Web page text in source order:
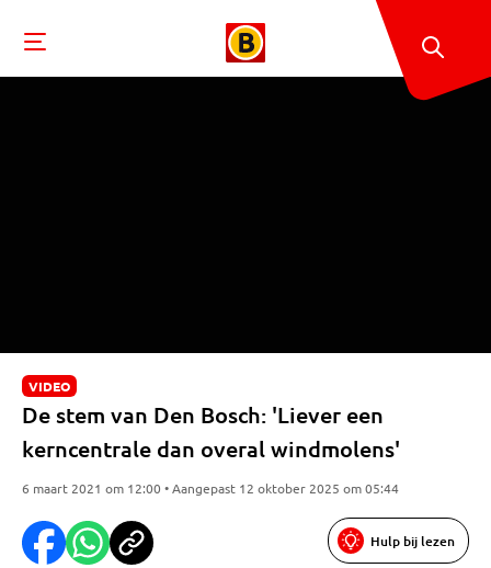
VIDEO
De stem van Den Bosch: 'Liever een
kerncentrale dan overal windmolens'
6 maart 2021 om 12:00 • Aangepast 12 oktober 2025 om 05:44
Hulp bij lezen